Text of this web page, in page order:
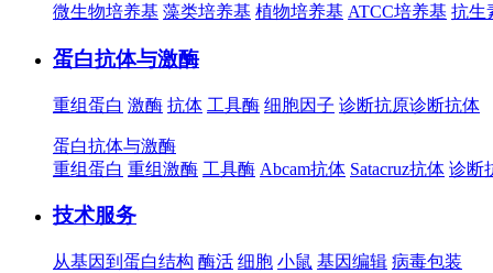
微生物培养基 藻类培养基 植物培养基 ATCC培养基 抗生
蛋白抗体与激酶
重组蛋白 激酶 抗体 工具酶 细胞因子 诊断抗原诊断抗体
蛋白抗体与激酶
重组蛋白 重组激酶 工具酶 Abcam抗体 Satacruz抗体 诊断
技术服务
从基因到蛋白结构 酶活 细胞 小鼠 基因编辑 病毒包装